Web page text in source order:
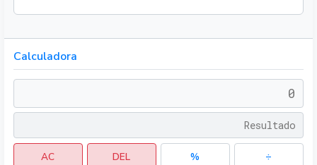
Calculadora
AC DEL % ÷